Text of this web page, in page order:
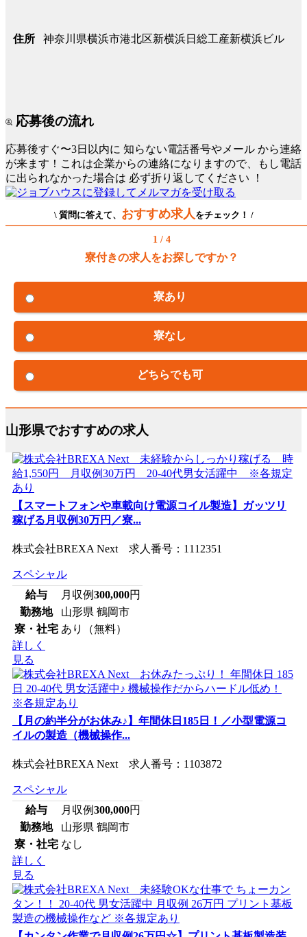
住所 神奈川県横浜市港北区新横浜日総工産新横浜ビル
応募後の流れ
応募後すぐ〜3日以内に 知らない電話番号やメール から連絡
が来ます！これは企業からの連絡になりますので、もし電話
に出られなかった場合は 必ず折り返してください ！
\ 質問に答えて、 おすすめ求人をチェック！ /
1 / 4
寮付きの求人をお探しですか？
寮あり
寮なし
どちらでも可
山形県でおすすめの求人
【スマートフォンや車載向け電源コイル製造】ガッツリ
稼げる月収例30万円／寮...
株式会社BREXA Next 求人番号：1112351
スペシャル
給与
月収例300,000円
勤務地
山形県 鶴岡市
寮・社宅 あり（無料）
詳しく
見る
【月の約半分がお休み♪】年間休日185日！／小型電源コ
イルの製造（機械操作...
株式会社BREXA Next 求人番号：1103872
スペシャル
給与
月収例300,000円
勤務地
山形県 鶴岡市
寮・社宅 なし
詳しく
見る